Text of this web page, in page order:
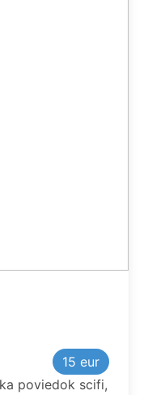
15 eur
poviedok scifi,